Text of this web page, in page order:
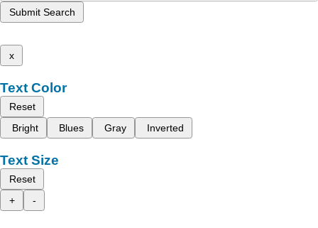
Submit Search
x
Text Color
Reset
Bright
Blues Gray Inverted
Text Size
Reset
+
-